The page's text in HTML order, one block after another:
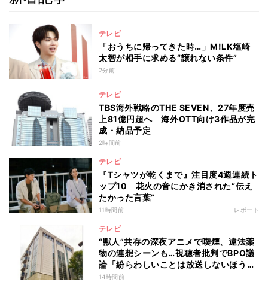
テレビ
「おうちに帰ってきた時…」M!LK塩崎
太智が相手に求める“譲れない条件”
2分前
テレビ
TBS海外戦略のTHE SEVEN、27年度売
上81億円超へ 海外OTT向け3作品が完
成・納品予定
2時間前
テレビ
『Tシャツが乾くまで』注目度4週連続ト
ップ10 花火の音にかき消された“伝え
たかった言葉”
11時間前 レポート
テレビ
“獣人”共存の深夜アニメで喫煙、違法薬
物の連想シーンも…視聴者批判でBPO議
論「紛らわしいことは放送しないほう
が」
14時間前